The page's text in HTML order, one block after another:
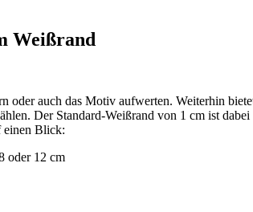
Weißrand
oder auch das Motiv aufwerten. Weiterhin
Der Standard-Weißrand von 1 cm ist
einen Blick:
oder 12 cm